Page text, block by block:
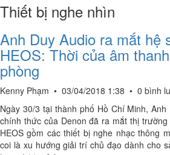
Thiết bị nghe nhìn
Anh Duy Audio ra mắt hệ
HEOS: Thời của âm
phòng
Kenny Phạm • 03/04/2018 1:38 • 0 bình
Ngày 30/3 tại thành phố Hồ Chí Minh,
chính thức của Denon đã ra mắt thị
HEOS gồm các thiết bị nghe nhạc thông
coi là xu hướng giải trí chủ đạo dành cho